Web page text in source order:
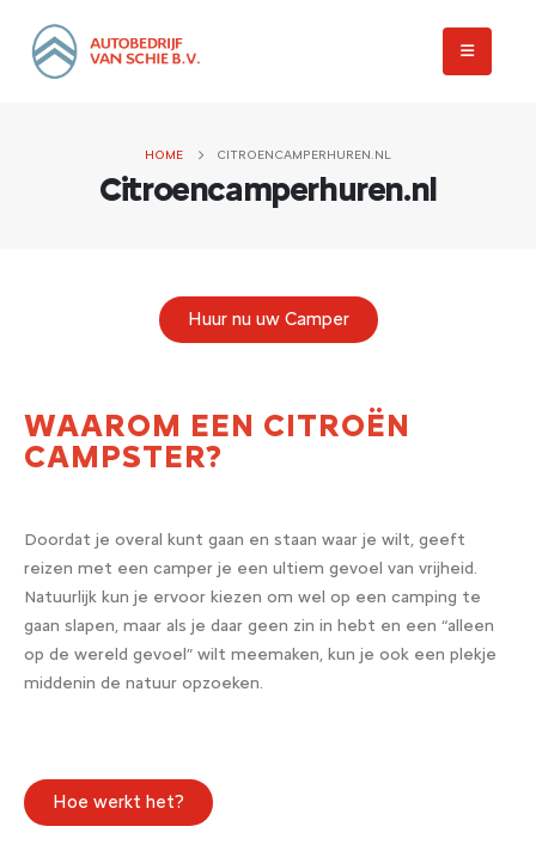
HOME CITROENCAMPERHUREN.NL
Citroencamperhuren.nl
Huur nu uw Camper
WAAROM EEN CITROËN
CAMPSTER?
Doordat je overal kunt gaan en staan waar je wilt, geeft
reizen met een camper je een ultiem gevoel van vrijheid.
Natuurlijk kun je ervoor kiezen om wel op een camping te
gaan slapen, maar als je daar geen zin in hebt en een “alleen
op de wereld gevoel” wilt meemaken, kun je ook een plekje
middenin de natuur opzoeken.
Hoe werkt het?